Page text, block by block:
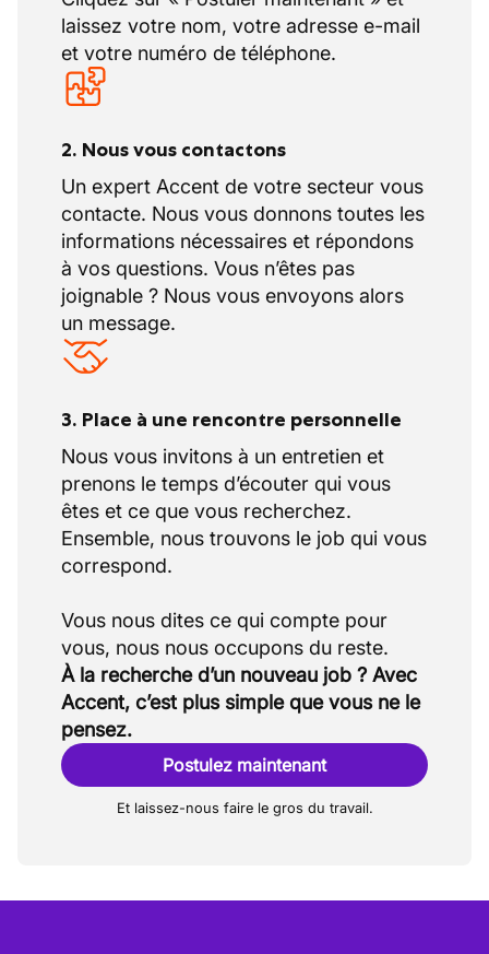
consommations
tenue du dossier chantier et du cahier
chaufferie
bonnes relations dans le service et entre les
services
responsabilités de sécurité :
vous appliquez les règles de sécurité
internes à TEM
vous agissez en toute sécurité lors de votre
travail usuel et lors des dépannages
vous signalez les conditions de travail
dangereuses à la ligne hiérarchique
laissez votre nom, votre adresse e-mail
et votre numéro de téléphone.
2. Nous vous contactons
Un expert Accent de votre secteur vous
contacte. Nous vous donnons toutes les
informations nécessaires et répondons
à vos questions. Vous n’êtes pas
joignable ? Nous vous envoyons alors
un message.
3. Place à une rencontre personnelle
Nous vous invitons à un entretien et
prenons le temps d’écouter qui vous
êtes et ce que vous recherchez.
Ensemble, nous trouvons le job qui vous
correspond.
Vous nous dites ce qui compte pour
À la recherche d’un nouveau job ? Avec
Accent, c’est plus simple que vous ne le
pensez.
Postulez maintenant
Et laissez-nous faire le gros du travail.